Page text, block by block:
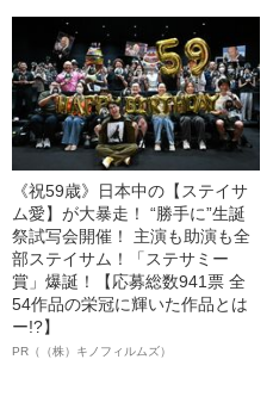
《祝59歳》日本中の【ステイサ
ム愛】が大暴走！ “勝手に”生誕
祭試写会開催！ 主演も助演も全
部ステイサム！「ステサミー
賞」爆誕！【応募総数941票 全
54作品の栄冠に輝いた作品とは
ー!?】
PR（（株）キノフィルムズ）